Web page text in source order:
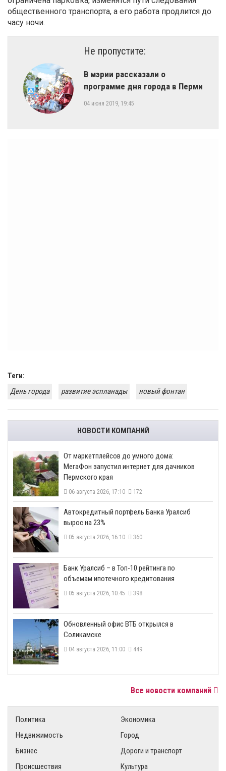
общественного транспорта, а его работа продлится до
часу ночи.
Не пропустите:
В мэрии рассказали о
программе дня города в Перми
04 июня 2019, 19:45
Теги:
День города
развитие эспланады новый фонтан
НОВОСТИ КОМПАНИЙ
От маркетплейсов до умного дома:
МегаФон запустил интернет для дачников
Пермского края
06 августа 2026, 17:10 172
​Автокредитный портфель Банка Уралсиб
вырос на 23%
05 августа 2026, 16:10 360
​Банк Уралсиб – в Топ-10 рейтинга по
объемам ипотечного кредитования
05 августа 2026, 10:45 398
​Обновленный офис ВТБ открылся в
Соликамске
04 августа 2026, 11:00 449
Все новости компаний
Политика
Экономика
Недвижимость
Город
Бизнес
Дороги и транспорт
Происшествия
Культура